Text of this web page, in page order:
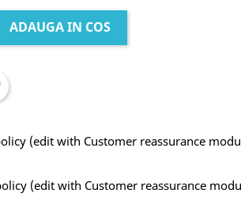
ADAUGA IN COS
(edit with Customer reassurance
(edit with Customer reassurance